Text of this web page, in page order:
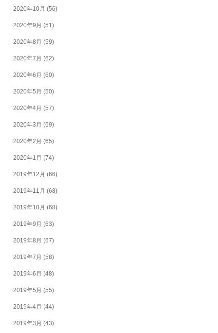
2020年10月 (56)
2020年9月 (51)
2020年8月 (59)
2020年7月 (62)
2020年6月 (60)
2020年5月 (50)
2020年4月 (57)
2020年3月 (69)
2020年2月 (65)
2020年1月 (74)
2019年12月 (66)
2019年11月 (68)
2019年10月 (68)
2019年9月 (63)
2019年8月 (67)
2019年7月 (58)
2019年6月 (48)
2019年5月 (55)
2019年4月 (44)
2019年3月 (43)